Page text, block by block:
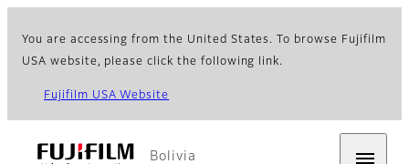
You are accessing from the United States. To browse Fujifilm
USA website, please click the following link.
Fujifilm USA Website
Bolivia